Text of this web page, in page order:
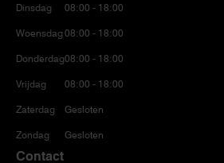
Dinsdag
Woensdag
Donderdag
Vrijdag
Zaterdag
Zondag
08:00 - 18:00
08:00 - 18:00
08:00 - 18:00
08:00 - 18:00
Gesloten
Gesloten
Contact